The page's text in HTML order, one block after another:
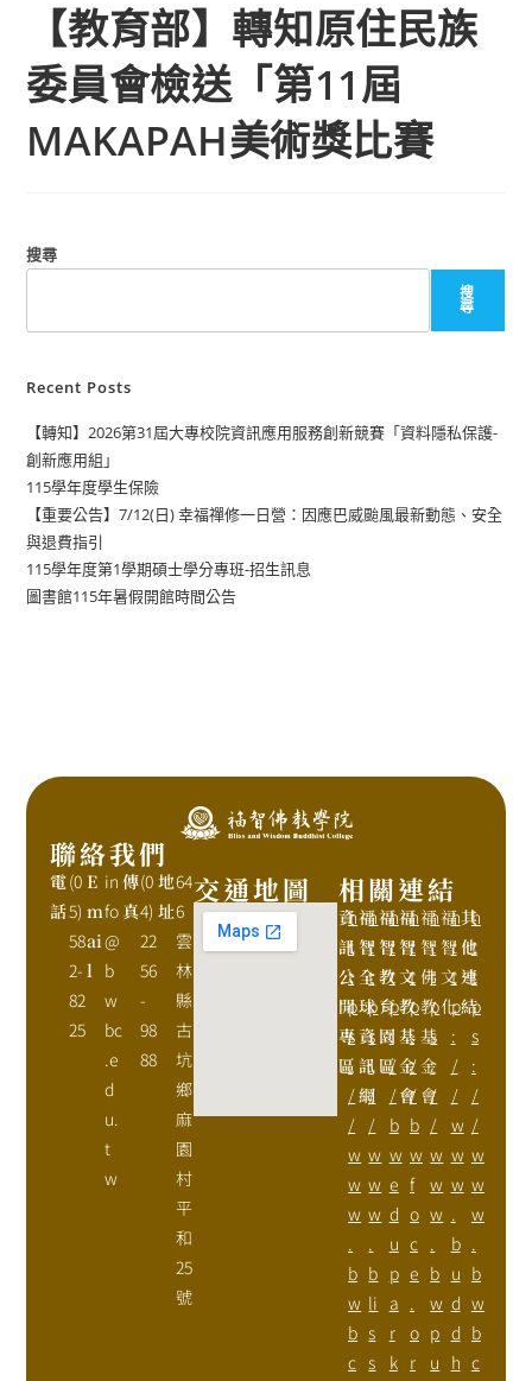
【教育部】轉知原住民族
委員會檢送「第11屆
MAKAPAH美術獎比賽
搜尋
搜
尋
Recent Posts
【轉知】2026第31屆大專校院資訊應用服務創新競賽「資料隱私保護-
創新應用組」
115學年度學生保險
【重要公告】7/12(日) 幸福禪修一日營：因應巴威颱風最新動態、安全
與退費指引
115學年度第1學期碩士學分專班-招生訊息
圖書館115年暑假開館時間公告
聯絡我們
電
話
(0
5)
58
2-
82
25
E
m
ai
l
in
fo
@
b
w
bc
.e
d
u.
t
w
傳
真
(0
4)
22
56
-
98
88
地
址
64
6
雲
林
縣
古
坑
鄉
麻
園
村
平
和
25
號
交通地圖 相關連結
資
訊
公
開
專
區
h
t
t
p
s
:
/
/
w
w
w
.
b
w
b
c
福
智
全
球
資
訊
網
h
t
t
p
s
:
/
/
w
w
w
.
b
li
s
s
福
智
教
育
園
區
h
t
t
p
:
/
/
b
w
e
d
u
p
a
r
k
福
智
文
教
基
金
會
h
t
t
p
:
/
/
b
w
f
o
c
e
.
o
r
福
智
佛
教
基
金
會
h
t
t
p
s
:
/
/
w
w
w
.
b
w
p
u
福
智
文
化
h
t
t
p
:
/
/
w
w
w
.
b
u
d
d
h
其
他
連
結
h
t
t
p
s
:
/
/
w
w
w
.
b
w
b
c